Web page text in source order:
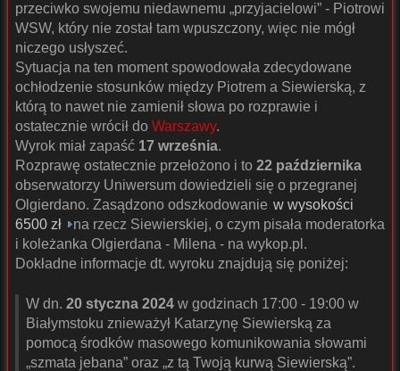
przeciwko swojemu niedawnemu „przyjacielowi” - Piotrowi
WSW, który nie został tam wpuszczony, więc nie mógł
niczego usłyszeć.
Sytuacja na ten moment spowodowała zdecydowane
ochłodzenie stosunków między Piotrem a Siewierską, z
którą to nawet nie zamienił słowa po rozprawie i
ostatecznie wrócił do Warszawy.
Wyrok miał zapaść 17 września.
Rozprawę ostatecznie przełożono i to 22 października
obserwatorzy Uniwersum dowiedzieli się o przegranej
Olgierdano. Zasądzono odszkodowanie w wysokości
6500 zł
na rzecz Siewierskiej, o czym pisała moderatorka
i koleżanka Olgierdana - Milena - na wykop.pl.
Dokładne informacje dt. wyroku znajdują się poniżej:
W dn. 20 styczna 2024 w godzinach 17:00 - 19:00 w
Białymstoku znieważył Katarzynę Siewierską za
pomocą środków masowego komunikowania słowami
„szmata jebana” oraz „z tą Twoją kurwą Siewierską”.